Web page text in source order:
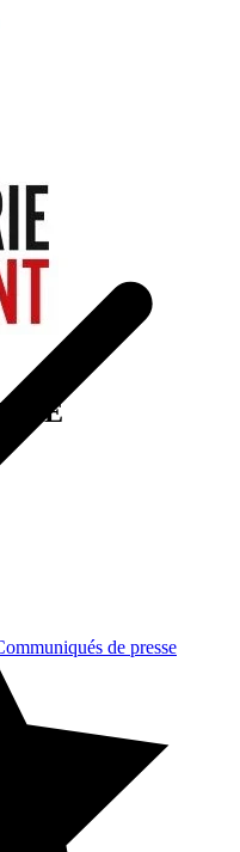
de presse